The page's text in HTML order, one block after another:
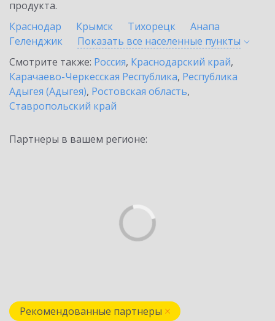
продукта.
Краснодар
Крымск Тихорецк
Анапа
Геленджик
Показать все населенные пункты
Смотрите также: Россия, Краснодарский край,
Карачаево-Черкесская Республика, Республика
Адыгея (Адыгея), Ростовская область,
Ставропольский край
Партнеры в вашем регионе:
Рекомендованные партнеры